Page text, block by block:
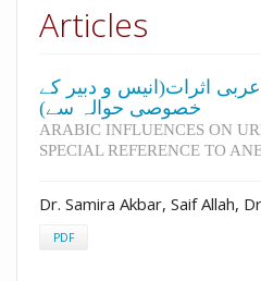
Articles
عربی اثرات(انیس و دبیر کے
خصوصی حوالہ سے)
ARABIC INFLUENCES ON
SPECIAL REFERENCE TO
Dr. Samira Akbar, Saif Allah,
PDF